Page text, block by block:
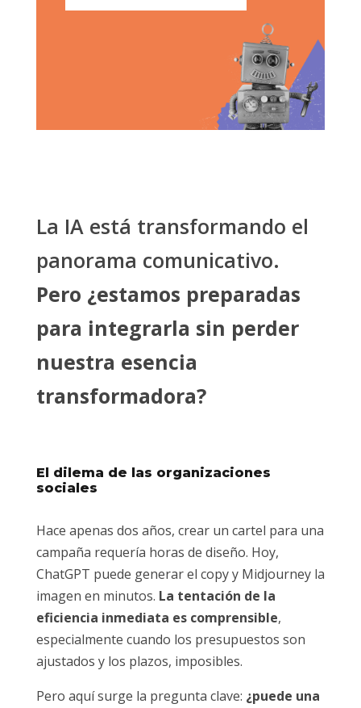
La IA está transformando el
panorama comunicativo.
Pero ¿estamos preparadas
para integrarla sin perder
nuestra esencia
transformadora?
El dilema de las organizaciones
sociales
Hace apenas dos años, crear un cartel para una
campaña requería horas de diseño. Hoy,
ChatGPT puede generar el copy y Midjourney la
imagen en minutos. La tentación de la
eficiencia inmediata es comprensible,
especialmente cuando los presupuestos son
ajustados y los plazos, imposibles.
Pero aquí surge la pregunta clave: ¿puede una